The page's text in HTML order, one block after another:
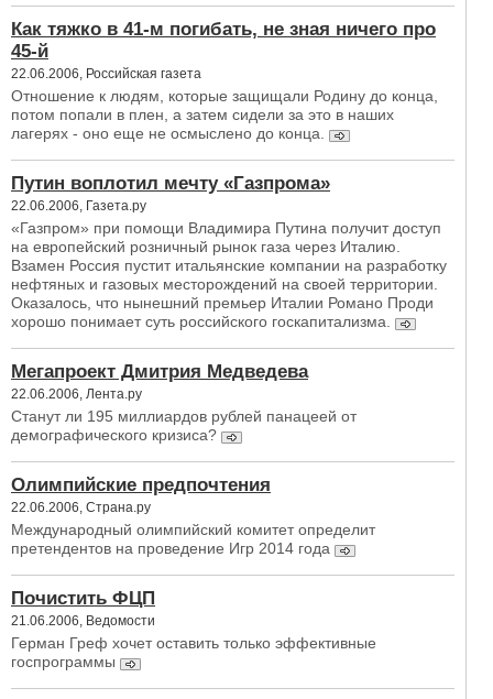
Как тяжко в 41-м погибать, не зная ничего про
45-й
22.06.2006, Российская газета
Отношение к людям, которые защищали Родину до конца,
потом попали в плен, а затем сидели за это в наших
лагерях - оно еще не осмыслено до конца.
Путин воплотил мечту «Газпрома»
22.06.2006, Газета.ру
«Газпром» при помощи Владимира Путина получит доступ
на европейский розничный рынок газа через Италию.
Взамен Россия пустит итальянские компании на разработку
нефтяных и газовых месторождений на своей территории.
Оказалось, что нынешний премьер Италии Романо Проди
хорошо понимает суть российского госкапитализма.
Мегапроект Дмитрия Медведева
22.06.2006, Лента.ру
Станут ли 195 миллиардов рублей панацеей от
демографического кризиса?
Олимпийские предпочтения
22.06.2006, Страна.ру
Международный олимпийский комитет определит
претендентов на проведение Игр 2014 года
Почистить ФЦП
21.06.2006, Ведомости
Герман Греф хочет оставить только эффективные
госпрограммы